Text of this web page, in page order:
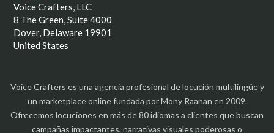
Voice Crafters, LLC
8 The Green, Suite 4000
Dover, Delaware 19901
United States
Voice Crafters es una agencia profesional de locución multilingüe y
un marketplace online fundada por Mony Raanan en 2009.
Ofrecemos locuciones en más de 80 idiomas a clientes que buscan
campañas impactantes, narrativas visuales poderosas o